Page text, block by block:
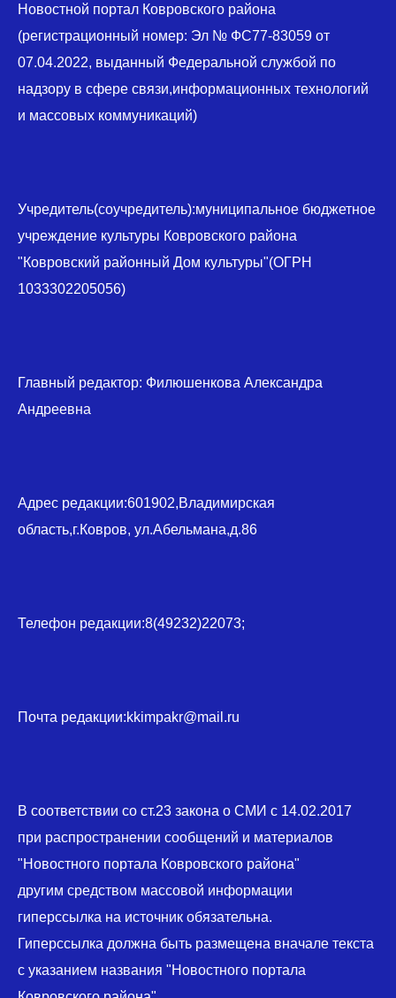
Новостной портал Ковровского района
(регистрационный номер: Эл № ФС77-83059 от
07.04.2022, выданный Федеральной службой по
надзору в сфере связи,информационных технологий
и массовых коммуникаций)
Учредитель(соучредитель):муниципальное бюджетное
учреждение культуры Ковровского района
"Ковровский районный Дом культуры"(ОГРН
1033302205056)
Главный редактор: Филюшенкова Александра
Андреевна
Адрес редакции:601902,Владимирская
область,г.Ковров, ул.Абельмана,д.86
Телефон редакции:8(49232)22073;
Почта редакции:kkimpakr@mail.ru
В соответствии со ст.23 закона о СМИ с 14.02.2017
при распространении сообщений и материалов
"Новостного портала Ковровского района"
другим средством массовой информации
гиперссылка на источник обязательна.
Гиперссылка должна быть размещена вначале текста
с указанием названия "Новостного портала